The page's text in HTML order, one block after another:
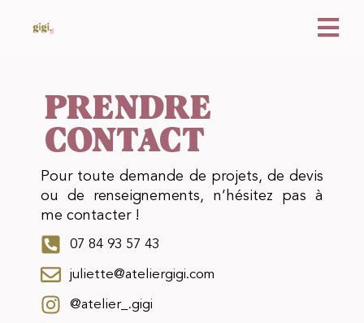
PRENDRE
CONTACT
Pour toute demande de projets, de devis
ou de renseignements, n’hésitez pas à
me contacter !
07 84 93 57 43
juliette@ateliergigi.com
@atelier_.gigi